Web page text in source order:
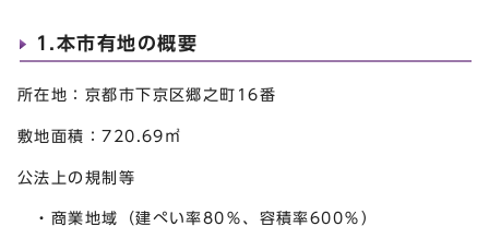
1.本市有地の概要
所在地：京都市下京区郷之町16番
敷地面積：720.69㎡
公法上の規制等
・商業地域（建ぺい率80％、容積率600％）